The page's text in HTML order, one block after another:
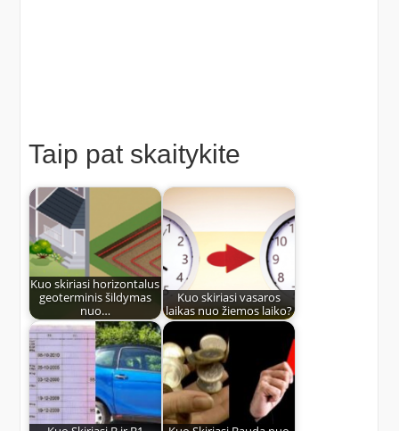
Taip pat skaitykite
Kuo skiriasi horizontalus
geoterminis šildymas
nuo…
Kuo skiriasi vasaros
laikas nuo žiemos laiko?